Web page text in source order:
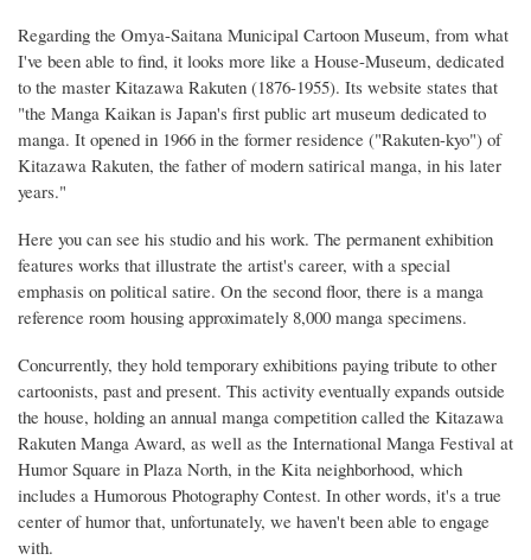
Regarding the Omya-Saitana Municipal Cartoon Museum, from what
I've been able to find, it looks more like a House-Museum, dedicated
to the master Kitazawa Rakuten (1876-1955). Its website states that
"the Manga Kaikan is Japan's first public art museum dedicated to
manga. It opened in 1966 in the former residence ("Rakuten-kyo") of
Kitazawa Rakuten, the father of modern satirical manga, in his later
years."
Here you can see his studio and his work. The permanent exhibition
features works that illustrate the artist's career, with a special
emphasis on political satire. On the second floor, there is a manga
reference room housing approximately 8,000 manga specimens.
Concurrently, they hold temporary exhibitions paying tribute to other
cartoonists, past and present. This activity eventually expands outside
the house, holding an annual manga competition called the Kitazawa
Rakuten Manga Award, as well as the International Manga Festival at
Humor Square in Plaza North, in the Kita neighborhood, which
includes a Humorous Photography Contest. In other words, it's a true
center of humor that, unfortunately, we haven't been able to engage
with.